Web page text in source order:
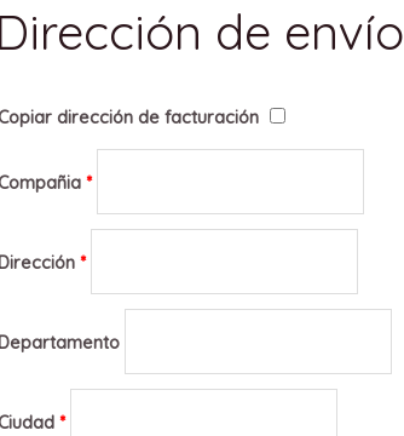
Dirección de envío
dirección de facturación
*
Dirección *
Departamento
*